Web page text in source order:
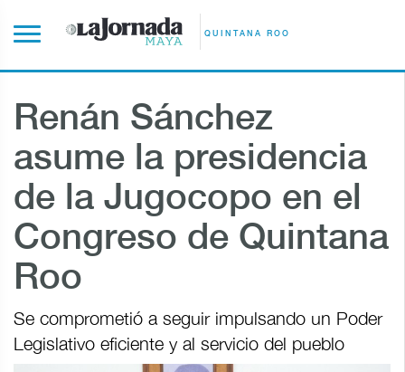
QUINTANA ROO
Renán Sánchez
asume la presidencia
de la Jugocopo en el
Congreso de Quintana
Roo
Se comprometió a seguir impulsando un Poder
Legislativo eficiente y al servicio del pueblo